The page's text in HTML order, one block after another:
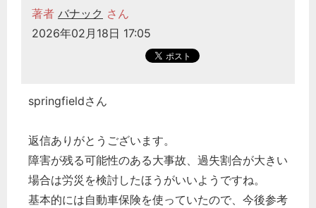
著者 バナック さん
2026年02月18日 17:05
springfieldさん
返信ありがとうございます。
障害が残る可能性のある大事故、過失割合が大きい
場合は労災を検討したほうがいいようですね。
基本的には自動車保険を使っていたので、今後参考